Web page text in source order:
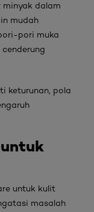
minyak dalam
mudah
pori muka
keturunan, pola
untuk kulit
masalah